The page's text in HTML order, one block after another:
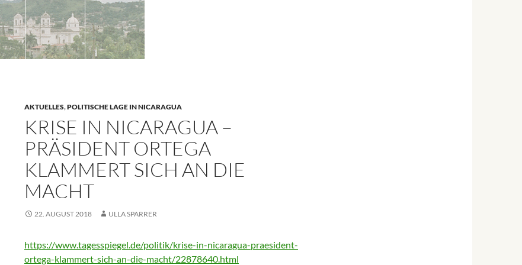
AKTUELLES,POLITISCHE LAGE IN NICARAGUA
KRISE IN NICARAGUA –
PRÄSIDENT ORTEGA
KLAMMERT SICH AN DIE
MACHT
22. AUGUST 2018 ULLA SPARRER
https://www.tagesspiegel.de/politik/krise-in-nicaragua-praesident-
ortega-klammert-sich-an-die-macht/22878640.html